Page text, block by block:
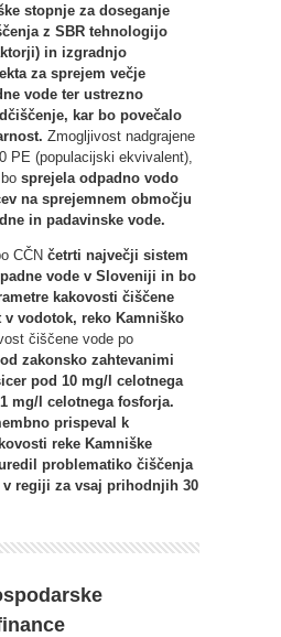
stopnje za doseganje
z SBR tehnologijo
in izgradnjo
za sprejem večje
vode ter ustrezno
kar bo povečalo
Zmogljivost nadgrajene
PE (populacijski ekvivalent),
sprejela odpadno vodo
na sprejemnem območju
in padavinske vode.
CČN četrti največji sistem
vode v Sloveniji in bo
kakovosti čiščene
v vodotok, reko Kamniško
čiščene vode po
zakonsko zahtevanimi
pod 10 mg/l celotnega
mg/l celotnega fosforja.
prispeval k
reke Kamniške
problematiko čiščenja
v regiji za vsaj prihodnjih 30